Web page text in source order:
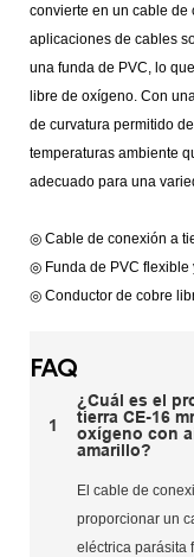
convierte en un cable
aplicaciones de cables
una funda de PVC, lo
libre de oxígeno. Con
de curvatura permitido
temperaturas ambiente
adecuado para una
◎ Cable de conexión a
◎ Funda de PVC flexible
◎ Conductor de cobre
FAQ
1
¿Cuál es el
tierra CE-16
oxígeno con
amarillo?
El cable de
proporcionar un
eléctrica parásita